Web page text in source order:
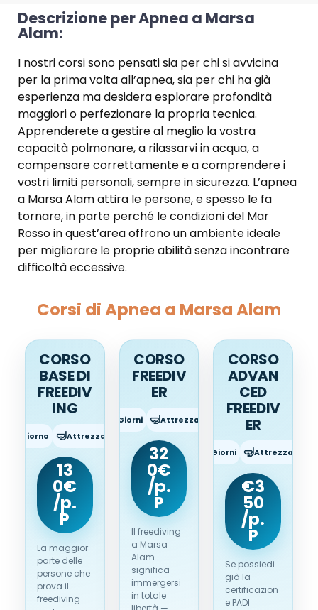
Descrizione per Apnea a Marsa
Alam:
I nostri corsi sono pensati sia per chi si avvicina
per la prima volta all’apnea, sia per chi ha già
esperienza ma desidera esplorare profondità
maggiori o perfezionare la propria tecnica.
Apprenderete a gestire al meglio la vostra
capacità polmonare, a rilassarvi in acqua, a
compensare correttamente e a comprendere i
vostri limiti personali, sempre in sicurezza. L’apnea
a Marsa Alam attira le persone, e spesso le fa
tornare, in parte perché le condizioni del Mar
Rosso in quest’area offrono un ambiente ideale
per migliorare le proprie abilità senza incontrare
difficoltà eccessive.
Corsi di Apnea a Marsa Alam
CORSO
BASE DI
FREEDIV
ING
1 Giorno 🤿Attrezzatura:
13
0€
/p.
P
La maggior
parte delle
persone che
prova il
freediving
CORSO
FREEDIV
ER
2 Giorni 🤿Attrezzatura: Inclusa
32
0€
/p.
P
Il freediving
a Marsa
Alam
significa
immergersi
in totale
CORSO
ADVAN
CED
FREEDIV
ER
⏱️ Durata: 2 Giorni 🤿Attrezzatura:
€3
50
/p.
P
Se possiedi
già la
certificazion
e PADI